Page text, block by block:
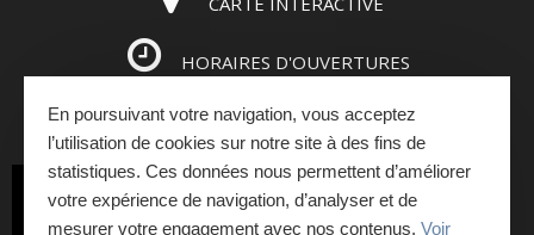
HORAIRES D'OUVERTURES
ESPACE PRO
INSCRIVEZ-VOUS
En poursuivant votre navigation, vous acceptez
l’utilisation de cookies sur notre site à des fins de
statistiques. Ces données nous permettent d’améliorer
votre expérience de navigation, d’analyser et de
mesurer votre engagement avec nos contenus. Voir